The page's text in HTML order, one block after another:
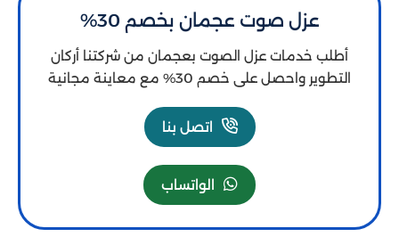
عزل صوت عجمان بخصم 30%
أطلب خدمات عزل الصوت بعجمان من شركتنا أركان
التطوير واحصل على خصم 30% مع معاينة مجانية
اتصل بنا
الواتساب